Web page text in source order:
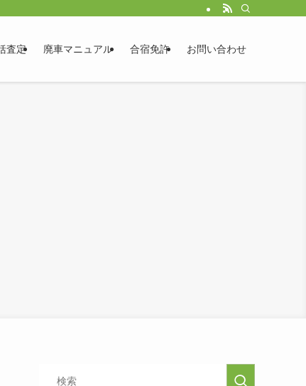
査定 廃車マニュアル 合宿免許 お問い合わせ